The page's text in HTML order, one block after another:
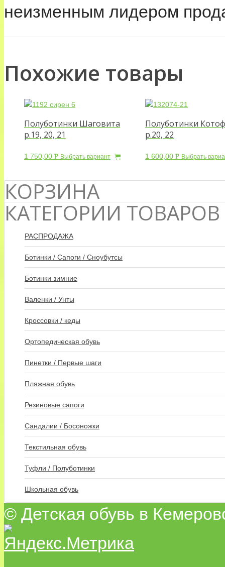
неизменным лидером
Похожие товары
Полуботинки Шаговита
р.19, 20, 21
1 750,00 Р Выбрать вариант
Полуботинки
р.20, 22
1 600,00 Р Выбрать
КОРЗИНА
КАТЕГОРИИ ТОВАРОВ
РАСПРОДАЖА
Ботинки / Сапоги / Сноубутсы
Ботинки зимние
Валенки / Унты
Кроссовки / кеды
Ортопедическая обувь
Пинетки / Первые шаги
Пляжная обувь
Резиновые сапоги
Сандалии / Босоножки
Текстильная обувь
Туфли / Полуботинки
Школьная обувь
© Детская обувь в